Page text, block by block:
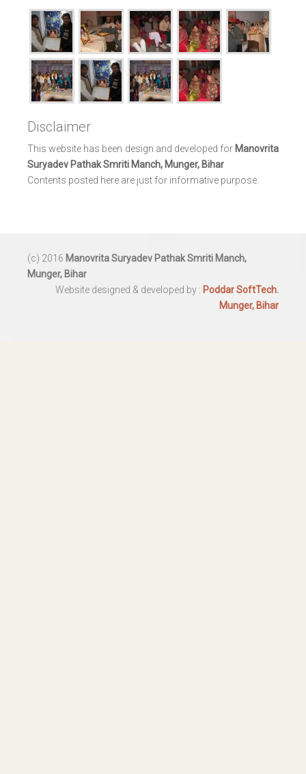
Disclaimer
This website has been design and developed for Manovrita
Suryadev Pathak Smriti Manch, Munger, Bihar
Contents posted here are just for informative purpose.
(c) 2016 Manovrita Suryadev Pathak Smriti Manch,
Munger, Bihar
Website designed & developed by : Poddar SoftTech.
Munger, Bihar